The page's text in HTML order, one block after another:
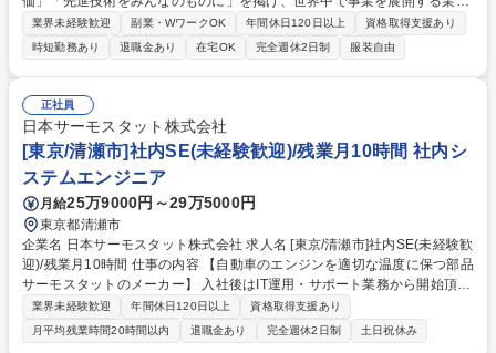
TOPシェアの自動車メーカーにて、社内SE(ヘルプデスクリーダー候補)を
募集します。 【詳細】M365やBox、ネットワークなど社内ITインフラに
関する問い合わせ対応・トラブルシューティングの仕組み化(マニュアル
作成やFAQ整備)を主導し、運用効率化を推進。メンバー育成やエスカレー
ション対応といったマネジメント業務を担いつつ、現場の声を吸い上げて
「インフラの維持・改善」に繋げる架け橋となります。将来的には、より
上流のITインフラやオフィスツールの企画・実装PjTへステップアップで
きる可能性も有 募集職種 C406[大阪]社内SE(ヘルプデスク)/フルフレック
ス・在宅勤務可
業界未経験歓迎 副業・WワークOK 年間休日120日以上
資格取得支援あり
時短勤務あり
退職金あり 在宅OK 完全週休2日制 服装自由
正社員
日本サーモスタット株式会社
[東京/清瀬市]社内SE(未経験歓迎)/残業月10時間 社内シ
ステムエンジニア
月給25万9000円～29万5000円
東京都清瀬市
企業名 日本サーモスタット株式会社 求人名 [東京/清瀬市]社内SE(未経験歓
迎)/残業月10時間 仕事の内容 【自動車のエンジンを適切な温度に保つ部品
サーモスタットのメーカー】 入社後はIT運用・サポート業務から開始頂
き、現場理解を深めながら将来的には社内のIT環境の企画・改善業務に携
わって頂きます。 ■IT運用・サポート業務：PC・IT機器のセットアップ/管
理(キッティング)、社内問い合わせ対応(ヘルプデスク)、ソフトウェア導
業界未経験歓迎 年間休日120日以上
資格取得支援あり
月平均残業時間20時間以内
退職金あり 完全週休2日制 土日祝休み